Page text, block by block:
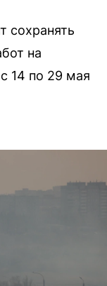
сохранять
на
14 по 29 мая